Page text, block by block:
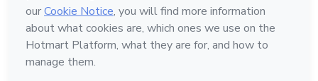
Conheça a Hotmart
Idioma
Português